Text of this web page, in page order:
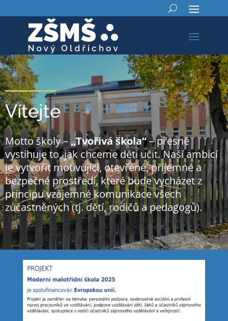
Vítejte
Motto školy –„Tvořivá škola“– přesně
vystihuje to, jak chceme děti učit. Naší ambicí
je vytvořit motivující, otevřené, příjemné a
bezpečné prostředí, které bude vycházet z
principu vzájemné komunikace všech
zúčastněných (tj. dětí, rodičů a pedagogů).